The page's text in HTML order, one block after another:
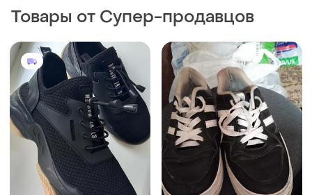
Товары от Супер-продавцов